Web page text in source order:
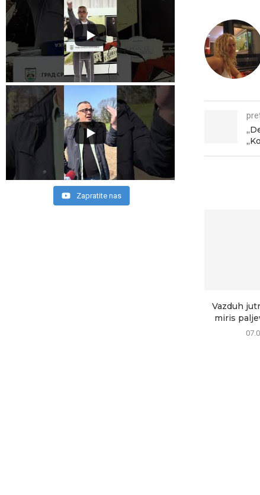
Vazduh
miris
Zapratite nas